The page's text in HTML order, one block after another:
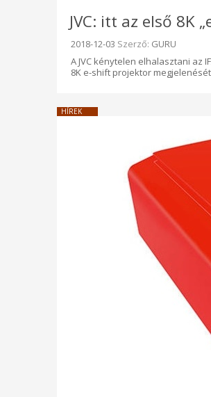
JVC: itt az első 8K
Beküldve:
2018-12-03 Szerző: GURU
A JVC kénytelen elhalasztani az
8K e-shift projektor
HÍREK